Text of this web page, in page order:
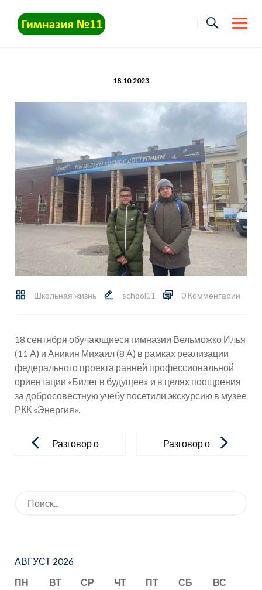
content
18.10.2023
Школьная жизнь school11 0 Комментарии
18 сентября обучающиеся гимназии Вельможко Илья
(11 А) и Аникин Михаил (8 А) в рамках реализации
федерального проекта ранней профессиональной
ориентации «Билет в будущее» и в целях поощрения
за добросовестную учебу посетили экскурсию в музее
РКК «Энергия».
записям
Разговор о
Разговор о
Искать:
АВГУСТ 2026
ПН
ВТ СР ЧТ ПТ СБ
ВС